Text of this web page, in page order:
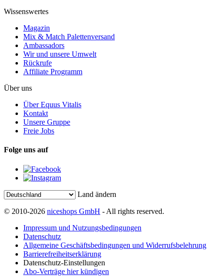
Wissenswertes
Magazin
Mix & Match Palettenversand
Ambassadors
Wir und unsere Umwelt
Rückrufe
Affiliate Programm
Über uns
Über Equus Vitalis
Kontakt
Unsere Gruppe
Freie Jobs
Folge uns auf
Land ändern
© 2010-2026 niceshops GmbH - All rights reserved.
Impressum und Nutzungsbedingungen
Datenschutz
Allgemeine Geschäftsbedingungen und Widerrufsbelehrung
Barrierefreiheitserklärung
Datenschutz-Einstellungen
Abo-Verträge hier kündigen